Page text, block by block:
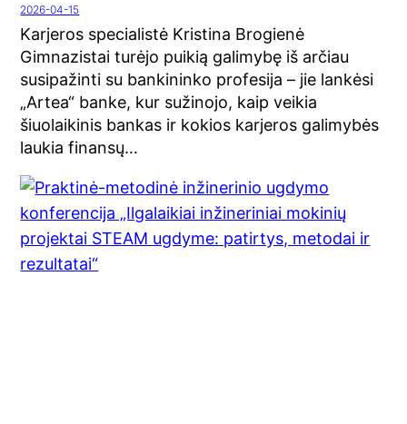
2026-04-15
Karjeros specialistė Kristina Brogienė
Gimnazistai turėjo puikią galimybę iš arčiau
susipažinti su bankininko profesija – jie lankėsi
„Artea“ banke, kur sužinojo, kaip veikia
šiuolaikinis bankas ir kokios karjeros galimybės
laukia finansų…